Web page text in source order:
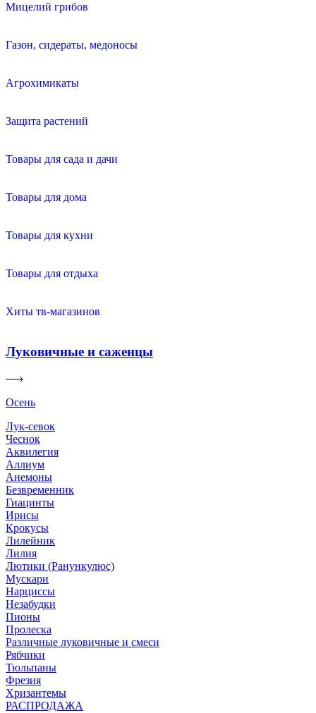
Мицелий грибов
Газон, сидераты, медоносы
Агрохимикаты
Защита растений
Товары для сада и дачи
Товары для дома
Товары для кухни
Товары для отдыха
Хиты тв-магазинов
Луковичные и саженцы
Осень
Лук-севок
Чеснок
Аквилегия
Аллиум
Анемоны
Безвременник
Гиацинты
Ирисы
Крокусы
Лилейник
Лилия
Лютики (Ранункулюс)
Мускари
Нарцисcы
Незабудки
Пионы
Пролеска
Различные луковичные и смеси
Рябчики
Тюльпаны
Фрезия
Хризантемы
РАСПРОДАЖА